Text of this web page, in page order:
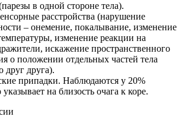
в одной стороне тела).
расстройства (нарушение
– онемение, покалывание, изменение
изменение реакции на
искажение пространственного
о положении отдельных частей тела
друг друга).
припадки. Наблюдаются у 20%
на близость очага к коре.